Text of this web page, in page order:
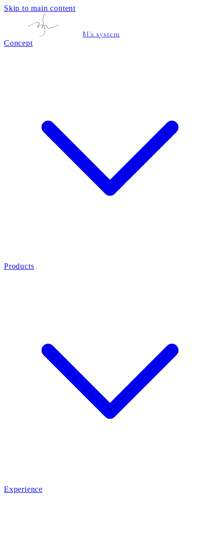
Skip to main content
M's system
Concept
Products
Experience